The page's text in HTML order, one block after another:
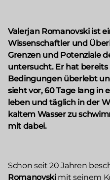
Valerjan Romanovski ist
Wissenschaftler und
Grenzen und Potenziale
untersucht. Er hat
Bedingungen überlebt
sieht vor, 60 Tage lang in
leben und täglich in der
kaltem Wasser zu
mit dabei.
Schon seit 20 Jahren
Romanovski mit seinem